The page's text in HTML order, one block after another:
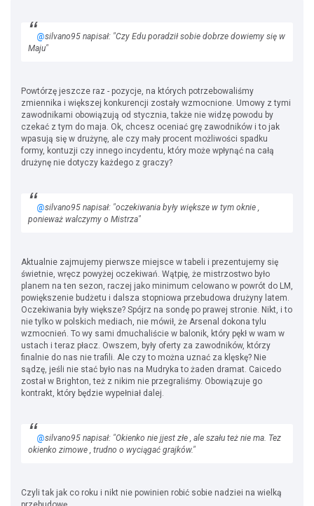
@silvano95 napisał: "Czy Edu poradził sobie dobrze dowiemy się w
Maju"
Powtórzę jeszcze raz - pozycje, na których potrzebowaliśmy
zmiennika i większej konkurencji zostały wzmocnione. Umowy z tymi
zawodnikami obowiązują od stycznia, także nie widzę powodu by
czekać z tym do maja. Ok, chcesz oceniać grę zawodników i to jak
wpasują się w drużynę, ale czy mały procent możliwości spadku
formy, kontuzji czy innego incydentu, który może wpłynąć na całą
drużynę nie dotyczy każdego z graczy?
@silvano95 napisał: "oczekiwania były większe w tym oknie ,
ponieważ walczymy o Mistrza"
Aktualnie zajmujemy pierwsze miejsce w tabeli i prezentujemy się
świetnie, wręcz powyżej oczekiwań. Wątpię, że mistrzostwo było
planem na ten sezon, raczej jako minimum celowano w powrót do LM,
powiększenie budżetu i dalsza stopniowa przebudowa drużyny latem.
Oczekiwania były większe? Spójrz na sondę po prawej stronie. Nikt, i to
nie tylko w polskich mediach, nie mówił, że Arsenal dokona tylu
wzmocnień. To wy sami dmuchaliście w balonik, który pękł w wam w
ustach i teraz płacz. Owszem, były oferty za zawodników, którzy
finalnie do nas nie trafili. Ale czy to można uznać za klęskę? Nie
sądzę, jeśli nie stać było nas na Mudryka to żaden dramat. Caicedo
został w Brighton, też z nikim nie przegraliśmy. Obowiązuje go
kontrakt, który będzie wypełniał dalej.
@silvano95 napisał: "Okienko nie jjest złe , ale szału też nie ma. Tez
okienko zimowe , trudno o wyciągać grajków."
Czyli tak jak co roku i nikt nie powinien robić sobie nadziei na wielką